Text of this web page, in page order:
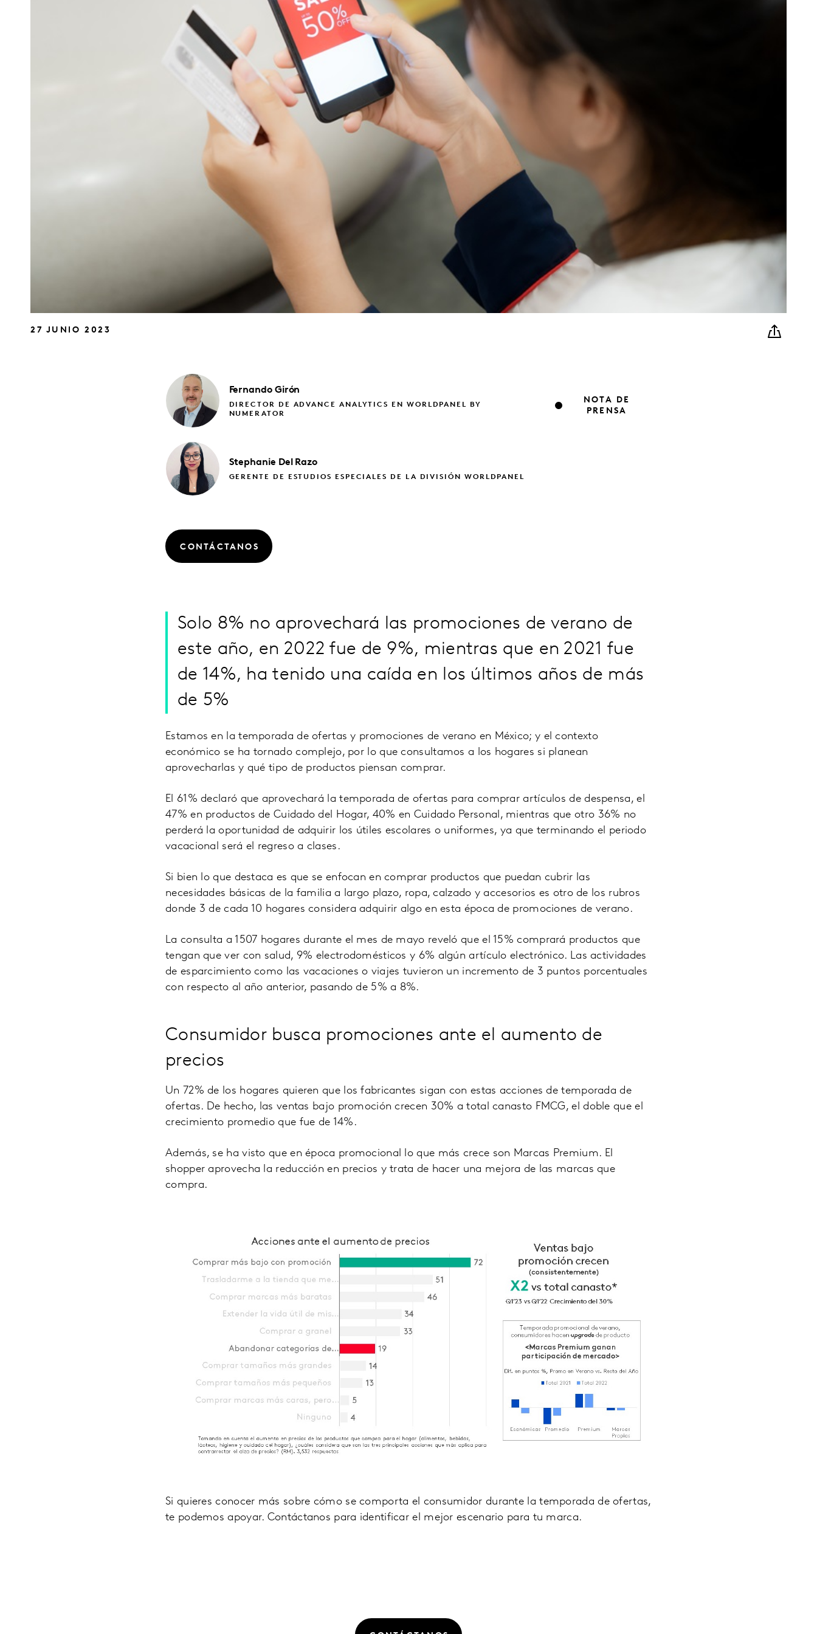
27 JUNIO 2023
Fernando Girón
DIRECTOR DE ADVANCE ANALYTICS EN WORLDPANEL BY
NUMERATOR
Stephanie Del Razo
GERENTE DE ESTUDIOS ESPECIALES DE LA DIVISIÓN WORLDPANEL
NOTA DE
PRENSA
CONTÁCTANOS
Solo 8% no aprovechará las promociones de verano de
este año, en 2022 fue de 9%, mientras que en 2021 fue
de 14%, ha tenido una caída en los últimos años de más
de 5%
Estamos en la temporada de ofertas y promociones de verano en México; y el contexto
económico se ha tornado complejo, por lo que consultamos a los hogares si planean
aprovecharlas y qué tipo de productos piensan comprar.
El 61% declaró que aprovechará la temporada de ofertas para comprar artículos de despensa, el
47% en productos de Cuidado del Hogar, 40% en Cuidado Personal, mientras que otro 36% no
perderá la oportunidad de adquirir los útiles escolares o uniformes, ya que terminando el periodo
vacacional será el regreso a clases.
Si bien lo que destaca es que se enfocan en comprar productos que puedan cubrir las
necesidades básicas de la familia a largo plazo, ropa, calzado y accesorios es otro de los rubros
donde 3 de cada 10 hogares considera adquirir algo en esta época de promociones de verano.
La consulta a 1507 hogares durante el mes de mayo reveló que el 15% comprará productos que
tengan que ver con salud, 9% electrodomésticos y 6% algún artículo electrónico. Las actividades
de esparcimiento como las vacaciones o viajes tuvieron un incremento de 3 puntos porcentuales
con respecto al año anterior, pasando de 5% a 8%.
Consumidor busca promociones ante el aumento de
precios
Un 72% de los hogares quieren que los fabricantes sigan con estas acciones de temporada de
ofertas. De hecho, las ventas bajo promoción crecen 30% a total canasto FMCG, el doble que el
crecimiento promedio que fue de 14%.
Además, se ha visto que en época promocional lo que más crece son Marcas Premium. El
shopper aprovecha la reducción en precios y trata de hacer una mejora de las marcas que
compra.
Si quieres conocer más sobre cómo se comporta el consumidor durante la temporada de ofertas,
te podemos apoyar. Contáctanos para identificar el mejor escenario para tu marca.